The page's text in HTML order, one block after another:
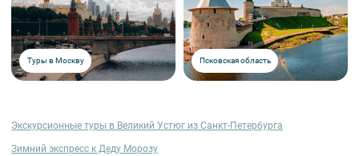
Туры в Москву Псковская область
Экскурсионные туры в Великий Устюг из Санкт-Петербурга
Зимний экспресс к Деду Морозу